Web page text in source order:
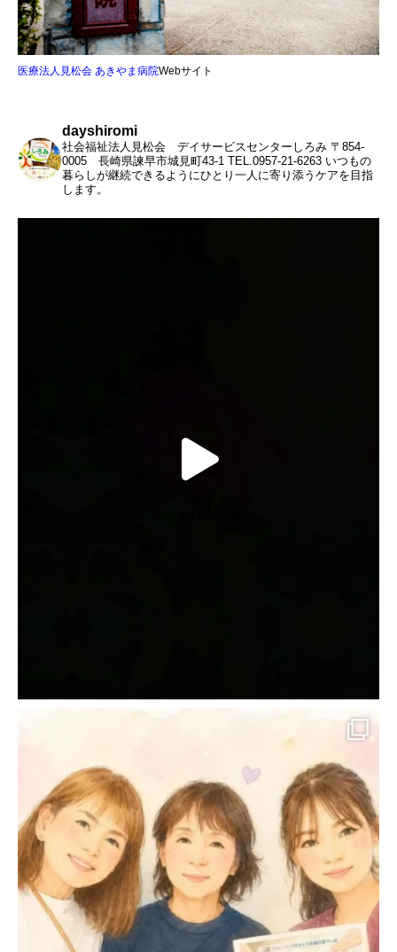
医療法人見松会 あきやま病院Webサイト
dayshiromi
社会福祉法人見松会 デイサービスセンターしろみ 〒854-
0005 長崎県諫早市城見町43-1 TEL.0957-21-6263 いつもの
暮らしが継続できるようにひとり一人に寄り添うケアを目指
します。